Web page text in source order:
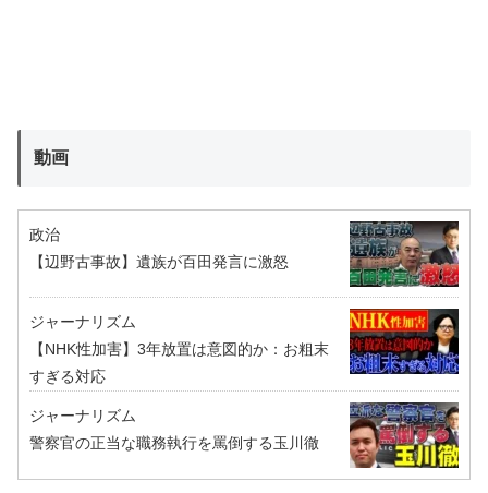
動画
政治
【辺野古事故】遺族が百田発言に激怒
ジャーナリズム
【NHK性加害】3年放置は意図的か：お粗末
すぎる対応
ジャーナリズム
警察官の正当な職務執行を罵倒する玉川徹